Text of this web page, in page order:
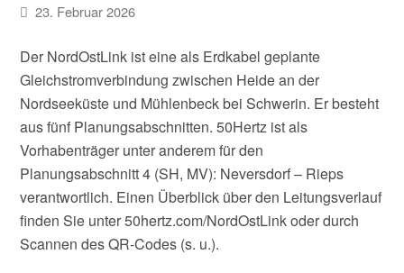
23. Februar 2026
Der NordOstLink ist eine als Erdkabel geplante
Gleichstromverbindung zwischen Heide an der
Nordseeküste und Mühlenbeck bei Schwerin. Er besteht
aus fünf Planungsabschnitten. 50Hertz ist als
Vorhabenträger unter anderem für den
Planungsabschnitt 4 (SH, MV): Neversdorf – Rieps
verantwortlich. Einen Überblick über den Leitungsverlauf
finden Sie unter 50hertz.com/NordOstLink oder durch
Scannen des QR-Codes (s. u.).